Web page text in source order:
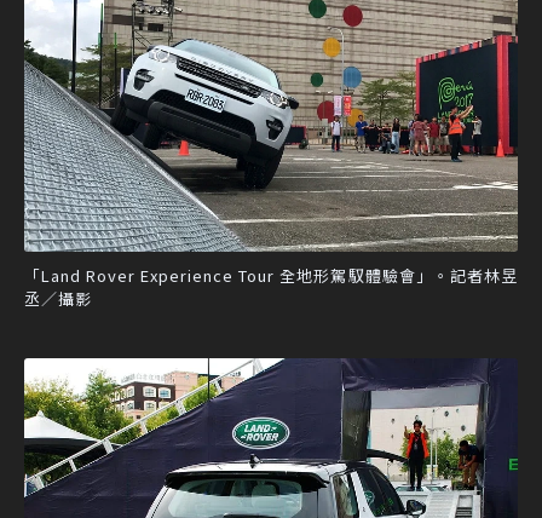
「Land Rover Experience Tour 全地形駕馭體驗會」。記者林昱
丞／攝影